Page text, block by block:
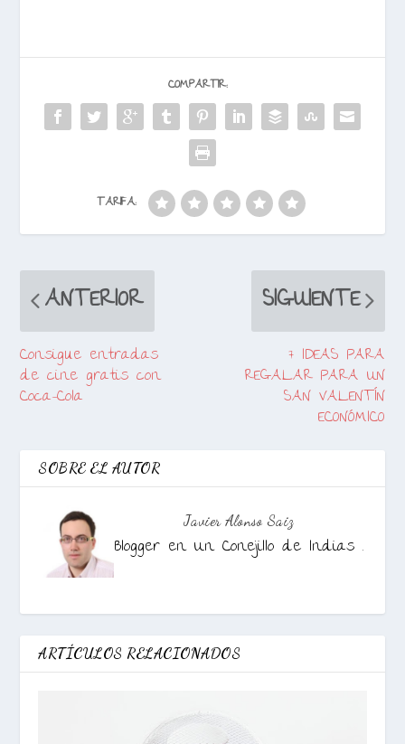
COMPARTIR:
TARIFA:
ANTERIOR
Consigue entradas
de cine gratis con
Coca-Cola
SIGUIENTE
7 IDEAS PARA
REGALAR PARA UN
SAN VALENTÍN
ECONÓMICO
SOBRE EL AUTOR
Javier Alonso Saiz
Blogger en Un Conejillo de Indias .
ARTÍCULOS RELACIONADOS